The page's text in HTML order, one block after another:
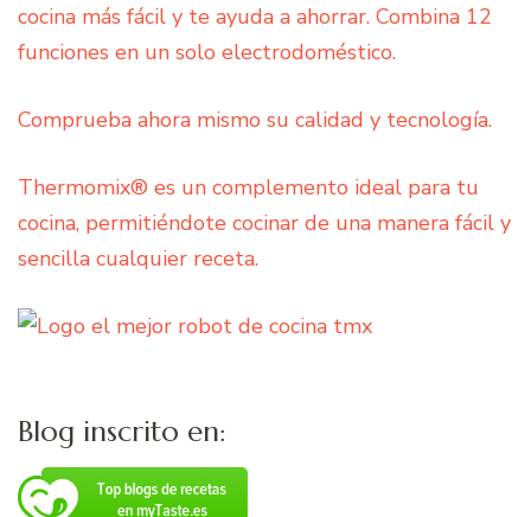
cocina más fácil y te ayuda a ahorrar. Combina 12
funciones en un solo electrodoméstico.
Comprueba ahora mismo su calidad y tecnología.
Thermomix® es un complemento ideal para tu
cocina, permitiéndote cocinar de una manera fácil y
sencilla cualquier receta.
Blog inscrito en: